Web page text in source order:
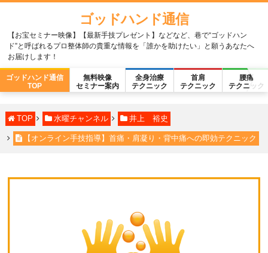
ゴッドハンド通信
【お宝セミナー映像】【最新手技プレゼント】などなど、巷で“ゴッドハン
ド”と呼ばれるプロ整体師の貴重な情報を「誰かを助けたい」と願うあなたへ
お届けします！
ゴッドハンド通信
TOP
無料映像
セミナー案内
全身治療
テクニック
首肩
テクニック
腰痛
テクニック
TOP 水曜チャンネル 井上 裕史
【オンライン手技指導】首痛・肩凝り・背中痛への即効テクニック